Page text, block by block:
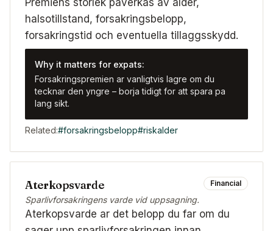
Premiens storlek paverkas av alder,
halsotillstand, forsakringsbelopp,
forsakringstid och eventuella tillaggsskydd.
Why it matters for expats:
Forsakringspremien ar vanligtvis lagre om du
tecknar den yngre – borja tidigt for att spara pa
lang sikt.
Related:#forsakringsbelopp#riskalder
Aterkopsvarde
Sparlivforsakringens varde vid uppsagning.
Financial
Aterkopsvarde ar det belopp du far om du